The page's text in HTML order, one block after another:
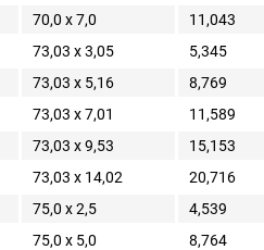
70,0 x 7,0
11,043
73,03 x 3,05
5,345
73,03 x 5,16
8,769
73,03 x 7,01
11,589
73,03 x 9,53
15,153
73,03 x 14,02
20,716
75,0 x 2,5
4,539
75,0 x 5,0
8,764